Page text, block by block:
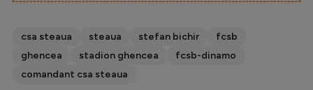
csa steaua steaua stefan bichir
fcsb
ghencea
stadion ghencea
fcsb-dinamo
comandant csa steaua